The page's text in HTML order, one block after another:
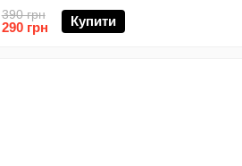
390 грн
290 грн Купити